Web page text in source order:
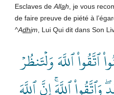
Esclaves de Allah , je vous
de faire preuve de piété à
^Adhim , Lui Qui dit dans Son
ٱتَّقُواْ ٱللَّهَ وَلۡتَنظُرۡ
ٱللَّهَۚ إِنَّ ٱللَّهَ